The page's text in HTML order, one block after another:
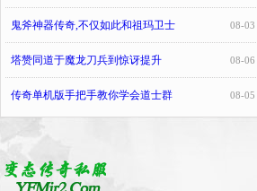
08-03
鬼斧神器传奇,不仅如此和祖玛卫士
08-06
塔赞同道于魔龙刀兵到惊讶提升
08-05
传奇单机版手把手教你学会道士群